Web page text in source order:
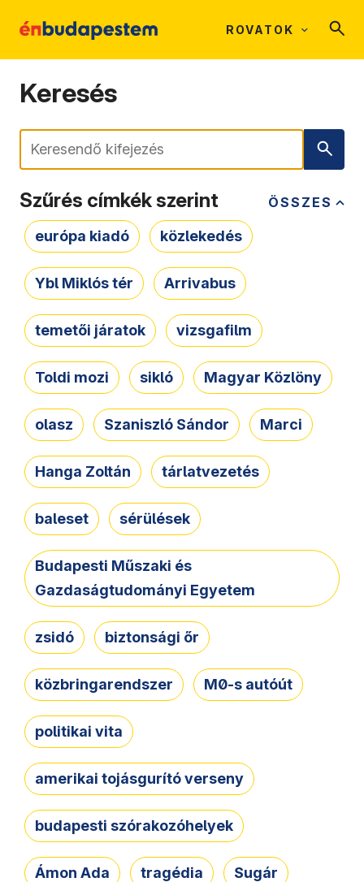
ROVATOK
Keresés
Keresés
ÖSSZES
Szűrés címkék szerint
európa kiadó közlekedés
Ybl Miklós tér Arrivabus
temetői járatok vizsgafilm
Toldi mozi sikló Magyar Közlöny
olasz Szaniszló Sándor Marci
Hanga Zoltán tárlatvezetés
baleset sérülések
Budapesti Műszaki és
Gazdaságtudományi Egyetem
zsidó biztonsági őr
közbringarendszer M0-s autóút
politikai vita
amerikai tojásgurító verseny
budapesti szórakozóhelyek
Ámon Ada tragédia Sugár